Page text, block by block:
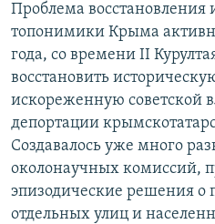
Проблема восстановления
топонимики Крыма
года, со времени ІІ
восстановить
искореженную советской
депортации
Создавалось уже много
околонаучных комиссий,
эпизодические решения о
отдельных улиц и